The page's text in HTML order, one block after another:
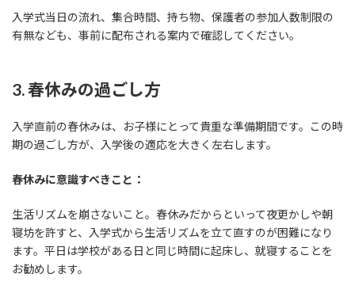
入学式当日の流れ、集合時間、持ち物、保護者の参加人数制限の
有無なども、事前に配布される案内で確認してください。
3. 春休みの過ごし方
入学直前の春休みは、お子様にとって貴重な準備期間です。この時
期の過ごし方が、入学後の適応を大きく左右します。
春休みに意識すべきこと：
生活リズムを崩さないこと。春休みだからといって夜更かしや朝
寝坊を許すと、入学式から生活リズムを立て直すのが困難になり
ます。平日は学校がある日と同じ時間に起床し、就寝することを
お勧めします。